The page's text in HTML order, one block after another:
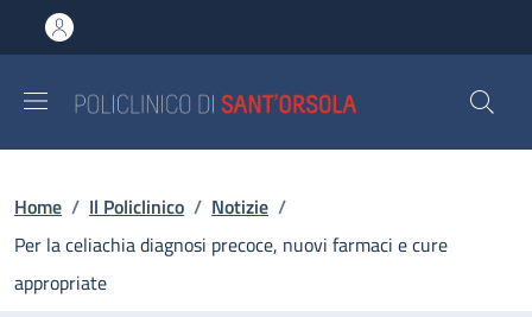
al contenuto principale
to footer content
Briciole di pane
Home / Il Policlinico / Notizie /
Per la celiachia diagnosi precoce, nuovi farmaci e cure
appropriate